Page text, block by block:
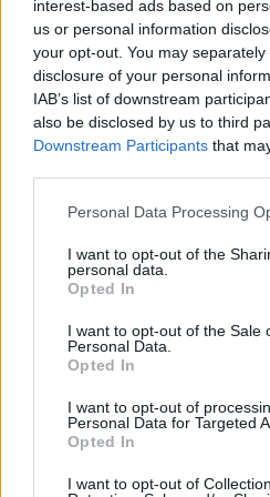
interest-based ads based on
us or personal information
your opt-out. You may
disclosure of your personal
IAB’s list of downstream
also be disclosed by us to third
Downstream Participants that
Personal Data Processing
I want to opt-out of the
personal data.
Opted In
I want to opt-out of the Sale
Personal Data.
Opted In
I want to opt-out of
Personal Data for Targeted
Opted In
I want to opt-out of
Ροή ειδήσεων
20:05
20:03
Βρετανό
Ηράκλειο: Δικογραφία για τα
από την πλατεία 18 Άγγλων
19:48
Εξαρθρώθηκε ομάδα που
Αθήνα και στην περιοχή της